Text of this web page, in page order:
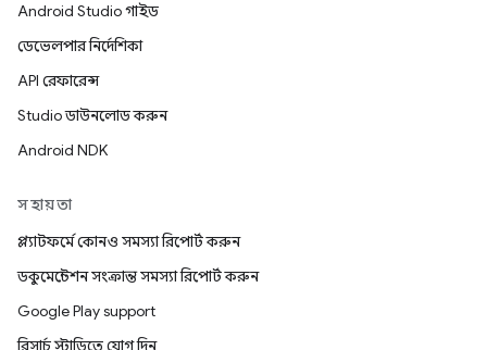
Android Studio গাইড
ডেভেলপার নির্দেশিকা
API রেফারেন্স
Studio ডাউনলোড করুন
Android NDK
সহায়তা
প্ল্যাটফর্মে কোনও সমস্যা রিপোর্ট করুন
ডকুমেন্টেশন সংক্রান্ত সমস্যা রিপোর্ট করুন
Google Play support
রিসার্চ স্টাডিতে যোগ দিন